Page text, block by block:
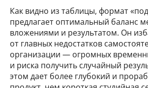
Как видно из таблицы, формат
предлагает оптимальный баланс
вложениями и результатом. Он
от главных недостатков
организации — огромных
и риска получить случайный
этом дает более глубокий и